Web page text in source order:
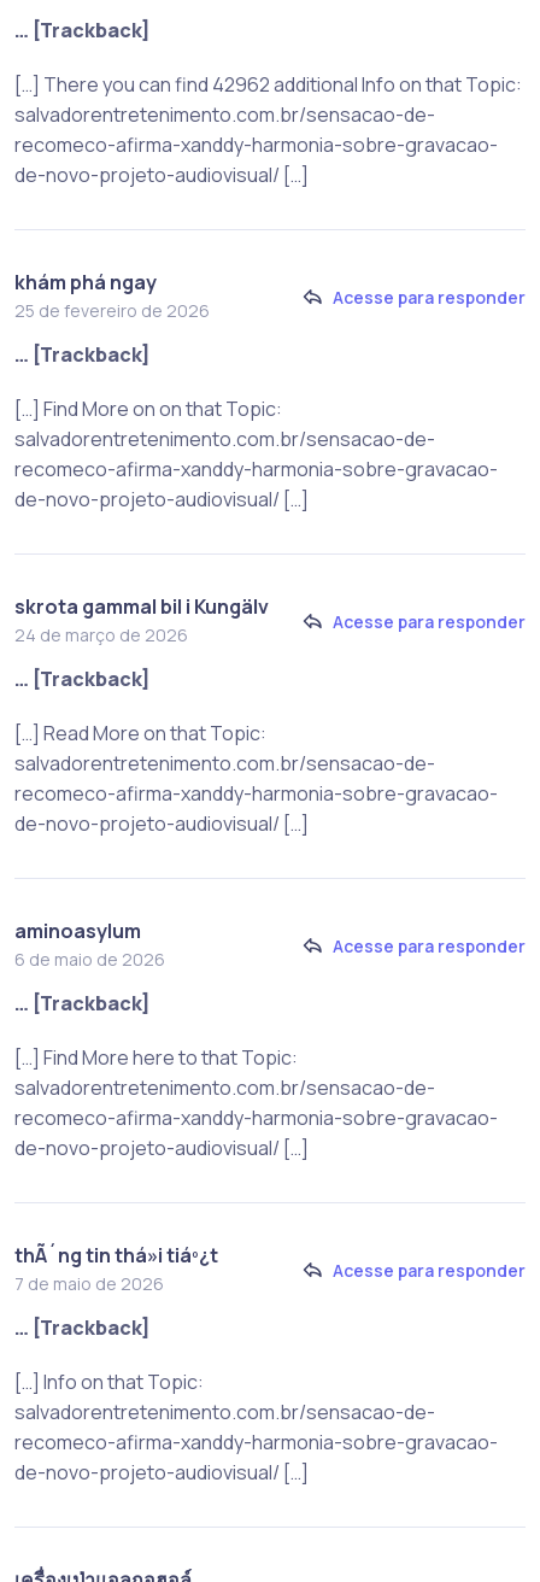
… [Trackback]
[…] There you can find 42962 additional Info on that Topic:
salvadorentretenimento.com.br/sensacao-de-
recomeco-afirma-xanddy-harmonia-sobre-gravacao-
de-novo-projeto-audiovisual/ […]
khám phá ngay
25 de fevereiro de 2026
Acesse para responder
… [Trackback]
[…] Find More on on that Topic:
salvadorentretenimento.com.br/sensacao-de-
recomeco-afirma-xanddy-harmonia-sobre-gravacao-
de-novo-projeto-audiovisual/ […]
skrota gammal bil i Kungälv
24 de março de 2026
Acesse para responder
… [Trackback]
[…] Read More on that Topic:
salvadorentretenimento.com.br/sensacao-de-
recomeco-afirma-xanddy-harmonia-sobre-gravacao-
de-novo-projeto-audiovisual/ […]
aminoasylum
6 de maio de 2026
Acesse para responder
… [Trackback]
[…] Find More here to that Topic:
salvadorentretenimento.com.br/sensacao-de-
recomeco-afirma-xanddy-harmonia-sobre-gravacao-
de-novo-projeto-audiovisual/ […]
thÃ´ng tin thá»i tiáº¿t
7 de maio de 2026
Acesse para responder
… [Trackback]
[…] Info on that Topic:
salvadorentretenimento.com.br/sensacao-de-
recomeco-afirma-xanddy-harmonia-sobre-gravacao-
de-novo-projeto-audiovisual/ […]